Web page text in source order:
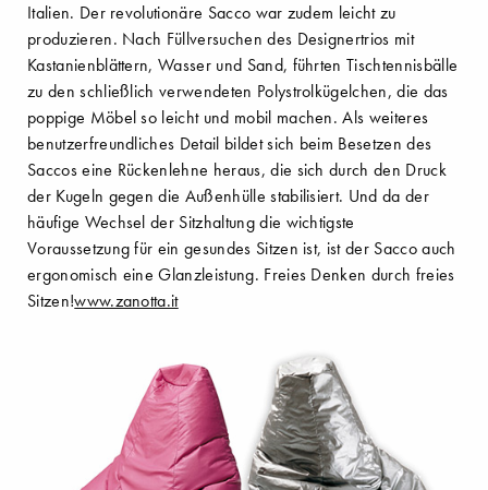
Italien. Der revolutionäre Sacco war zudem leicht zu
produzieren. Nach Füllversuchen des Designertrios mit
Kastanienblättern, Wasser und Sand, führten Tischtennisbälle
zu den schließlich verwendeten Polystrolkügelchen, die das
poppige Möbel so leicht und mobil machen. Als weiteres
benutzerfreundliches Detail bildet sich beim Besetzen des
Saccos eine Rückenlehne heraus, die sich durch den Druck
der Kugeln gegen die Außenhülle stabilisiert. Und da der
häufige Wechsel der Sitzhaltung die wichtigste
Voraussetzung für ein gesundes Sitzen ist, ist der Sacco auch
ergonomisch eine Glanzleistung. Freies Denken durch freies
Sitzen!www.zanotta.it